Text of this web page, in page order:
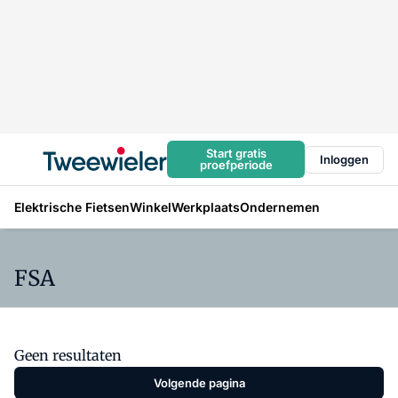
Start gratis
proefperiode
Inloggen
Elektrische FietsenWinkelWerkplaatsOndernemen
FSA
Geen resultaten
Volgende pagina